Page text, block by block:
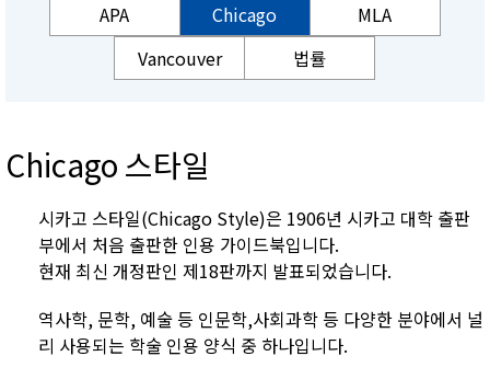
APA Chicago
MLA
Vancouver
법률
Chicago 스타일
시카고 스타일(Chicago Style)은 1906년 시카고 대학 출판
부에서 처음 출판한 인용 가이드북입니다.
현재 최신 개정판인 제18판까지 발표되었습니다.
역사학, 문학, 예술 등 인문학,사회과학 등 다양한 분야에서 널
리 사용되는 학술 인용 양식 중 하나입니다.